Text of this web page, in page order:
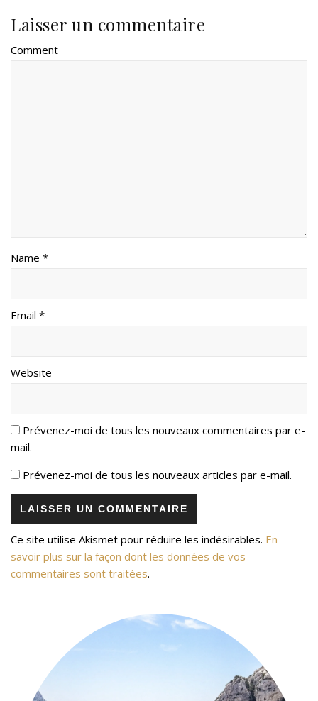
Laisser un commentaire
Comment
Name *
Email *
Website
Prévenez-moi de tous les nouveaux commentaires par e-
mail.
Prévenez-moi de tous les nouveaux articles par e-mail.
Ce site utilise Akismet pour réduire les indésirables. En
savoir plus sur la façon dont les données de vos
commentaires sont traitées.